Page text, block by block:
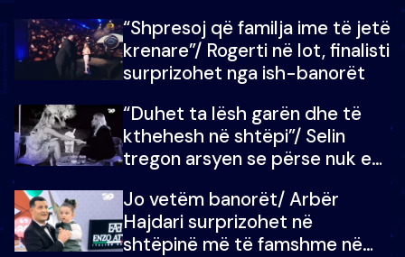
mban dot lotët: Nuk meritoj…
“Shpresoj që familja ime të jetë
krenare”/ Rogerti në lot, finalisti
surprizohet nga ish-banorët
“Duhet ta lësh garën dhe të
kthehesh në shtëpi”/ Selin
tregon arsyen se përse nuk e
çoja luftën time deri në fund
Jo vetëm banorët/ Arbër
Hajdari surprizohet në
shtëpinë më të famshme në